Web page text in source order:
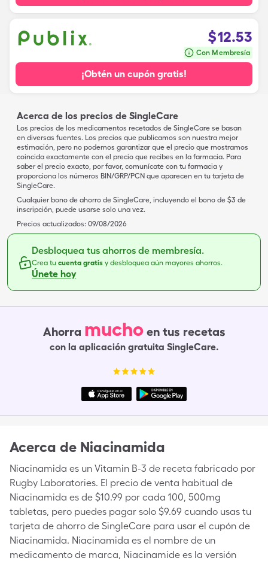
$12.53
Con Membresía
¡Obtén un cupón gratis!
Acerca de los precios de SingleCare
Los precios de los medicamentos recetados de SingleCare se basan
en diversas fuentes. Los precios que publicamos son nuestra mejor
estimación, pero no podemos garantizar que el precio que mostramos
coincida exactamente con el precio que recibes en la farmacia. Para
saber el precio exacto, por favor, comunícate con tu farmacia y
proporciona los números BIN/GRP/PCN que aparecen en tu tarjeta de
SingleCare.
Cualquier bono de ahorro de SingleCare, incluyendo el bono de $3 de
inscripción, puede usarse solo una vez.
Precios actualizados: 09/08/2026
Desbloquea tus ahorros de membresía.
Crea tu cuenta gratis y desbloquea aún mayores ahorros.
Únete hoy
Ahorra mucho en tus recetas
con la aplicación gratuita SingleCare.
Acerca de Niacinamida
Niacinamida es un Vitamin B-3 de receta fabricado por
Rugby Laboratories. El precio de venta habitual de
Niacinamida es de $10.99 por cada 100, 500mg
tabletas, pero puedes pagar solo $9.69 cuando usas tu
tarjeta de ahorro de SingleCare para usar el cupón de
Niacinamida. Niacinamida es el nombre de un
medicamento de marca, Niacinamide es la versión